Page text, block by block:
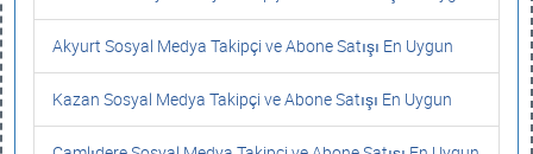
Akyurt Sosyal Medya Takipçi ve Abone Satışı En Uygun
Kazan Sosyal Medya Takipçi ve Abone Satışı En Uygun